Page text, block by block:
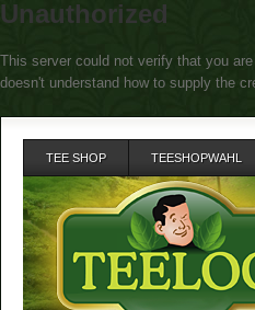
Unauthorized
This server could not verify that you
doesn't understand how to supply the
TEE SHOP TEESHOPWAHL